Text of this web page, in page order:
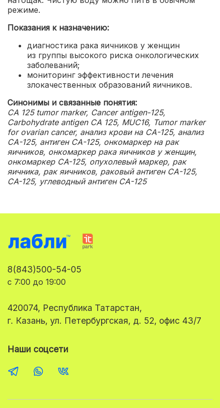
режиме.
Показания к назначению:
диагностика рака яичников у женщин
из группы высокого риска онкологических
заболеваний;
мониторинг эффективности лечения
злокачественных образований яичников.
Синонимы и связанные понятия:
CA 125 tumor marker, Cancer antigen-125,
Carbohydrate antigen CA 125, MUC16, Tumor marker
for ovarian cancer, анализ крови на СА-125, анализ
СА-125, антиген СА-125, онкомаркер на рак
яичников, онкомаркер рака яичников у женщин,
онкомаркер СA-125, опухолевый маркер, рак
яичника, рак яичников, раковый антиген СА-125,
СA-125, углеводный антиген СА-125
8(843)500-54-05
с 7:00 до 19:00
420074, Республика Татарстан,
г. Казань, ул. Петербургская, д. 52, офис 43/7
Наши соцсети